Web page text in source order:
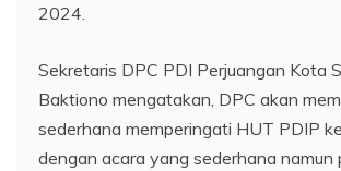
2024.
Sekretaris DPC PDI Perjuangan Kota
Baktiono mengatakan, DPC akan
sederhana memperingati HUT PDIP
dengan acara yang sederhana namun